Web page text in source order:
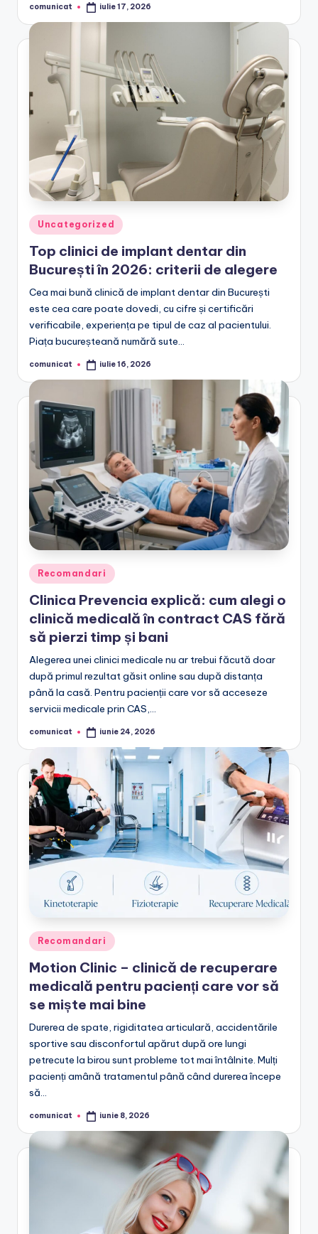
Posted
comunicat iulie 17, 2026
Posted
in
Uncategorized
Top clinici de implant dentar din
București în 2026: criterii de alegere
Cea mai bună clinică de implant dentar din București
este cea care poate dovedi, cu cifre și certificări
verificabile, experiența pe tipul de caz al pacientului.
Piața bucureșteană numără sute…
Posted
comunicat iulie 16, 2026
Posted
in
Recomandari
Clinica Prevencia explică: cum alegi o
clinică medicală în contract CAS fără
să pierzi timp și bani
Alegerea unei clinici medicale nu ar trebui făcută doar
după primul rezultat găsit online sau după distanța
până la casă. Pentru pacienții care vor să acceseze
servicii medicale prin CAS,…
Posted
comunicat iunie 24, 2026
Posted
in
Recomandari
Motion Clinic – clinică de recuperare
medicală pentru pacienți care vor să
se miște mai bine
Durerea de spate, rigiditatea articulară, accidentările
sportive sau disconfortul apărut după ore lungi
petrecute la birou sunt probleme tot mai întâlnite. Mulți
pacienți amână tratamentul până când durerea începe
să…
Posted
comunicat iunie 8, 2026